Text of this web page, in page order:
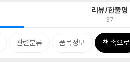
리뷰/한줄평
37
관련분류 품목정보 책 속으로